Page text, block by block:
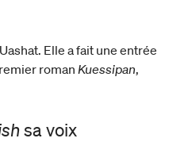
Elle a fait une entrée
romanKuessipan,
sa voix